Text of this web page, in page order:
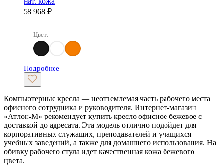
58 968 ₽
Цвет:
Черный Белый Оранжевый
Подробнее
Компьютерные кресла — неотъемлемая часть рабочего места
офисного сотрудника и руководителя. Интернет-магазин
«Атлон-М» рекомендует купить кресло офисное бежевое с
доставкой до адресата. Эта модель отлично подойдет для
корпоративных служащих, преподавателей и учащихся
учебных заведений, а также для домашнего использования. На
обивку рабочего стула идет качественная кожа бежевого
цвета.